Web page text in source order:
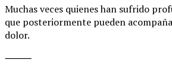
Muchas veces quienes han sufrido
que posteriormente pueden
dolor.
⸻